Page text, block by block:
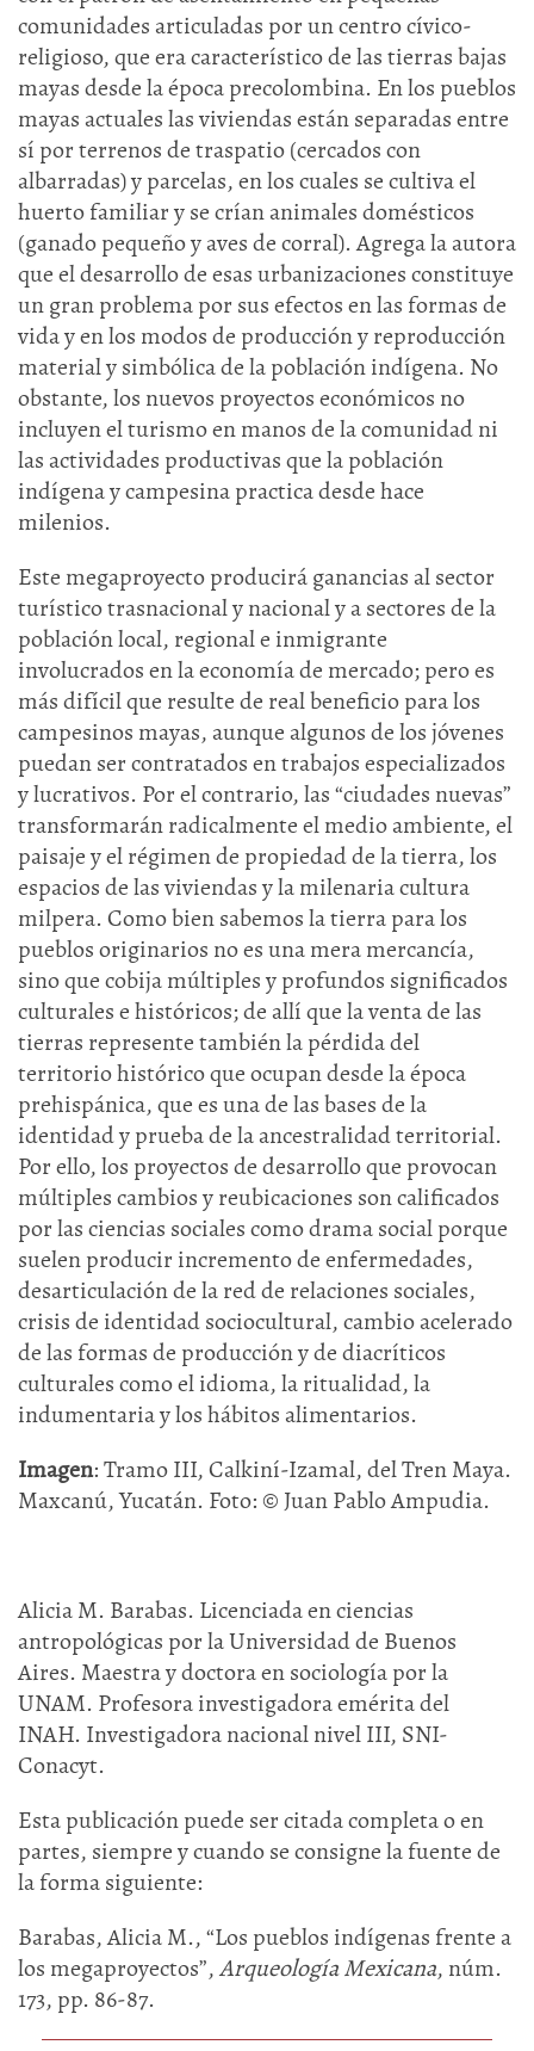
comunidades articuladas por un centro cívico-
religioso, que era característico de las tierras bajas
mayas desde la época precolombina. En los pueblos
mayas actuales las viviendas están separadas entre
sí por terrenos de traspatio (cercados con
albarradas) y parcelas, en los cuales se cultiva el
huerto familiar y se crían animales domésticos
(ganado pequeño y aves de corral). Agrega la autora
que el desarrollo de esas urbanizaciones constituye
un gran problema por sus efectos en las formas de
vida y en los modos de producción y reproducción
material y simbólica de la población indígena. No
obstante, los nuevos proyectos económicos no
incluyen el turismo en manos de la comunidad ni
las actividades productivas que la población
indígena y campesina practica desde hace
milenios.
Este megaproyecto producirá ganancias al sector
turístico trasnacional y nacional y a sectores de la
población local, regional e inmigrante
involucrados en la economía de mercado; pero es
más difícil que resulte de real beneficio para los
campesinos mayas, aunque algunos de los jóvenes
puedan ser contratados en trabajos especializados
y lucrativos. Por el contrario, las “ciudades nuevas”
transformarán radicalmente el medio ambiente, el
paisaje y el régimen de propiedad de la tierra, los
espacios de las viviendas y la milenaria cultura
milpera. Como bien sabemos la tierra para los
pueblos originarios no es una mera mercancía,
sino que cobija múltiples y profundos significados
culturales e históricos; de allí que la venta de las
tierras represente también la pérdida del
territorio histórico que ocupan desde la época
prehispánica, que es una de las bases de la
identidad y prueba de la ancestralidad territorial.
Por ello, los proyectos de desarrollo que provocan
múltiples cambios y reubicaciones son calificados
por las ciencias sociales como drama social porque
suelen producir incremento de enfermedades,
desarticulación de la red de relaciones sociales,
crisis de identidad sociocultural, cambio acelerado
de las formas de producción y de diacríticos
culturales como el idioma, la ritualidad, la
indumentaria y los hábitos alimentarios.
Imagen: Tramo III, Calkiní-Izamal, del Tren Maya.
Maxcanú, Yucatán. Foto: © Juan Pablo Ampudia.
Alicia M. Barabas. Licenciada en ciencias
antropológicas por la Universidad de Buenos
Aires. Maestra y doctora en sociología por la
UNAM. Profesora investigadora emérita del
INAH. Investigadora nacional nivel III, SNI-
Conacyt.
Esta publicación puede ser citada completa o en
partes, siempre y cuando se consigne la fuente de
la forma siguiente:
Barabas, Alicia M., “Los pueblos indígenas frente a
los megaproyectos”,Arqueología Mexicana, núm.
173, pp. 86-87.